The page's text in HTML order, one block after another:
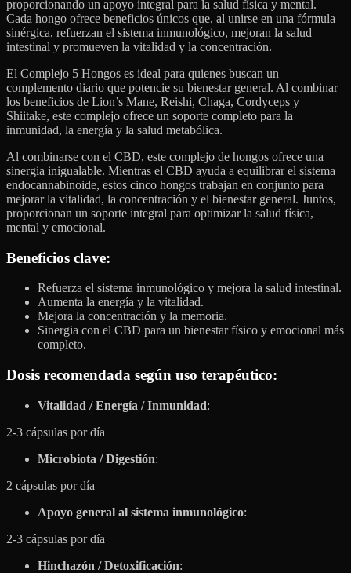
proporcionando un apoyo integral para la salud física y mental.
Cada hongo ofrece beneficios únicos que, al unirse en una fórmula
sinérgica, refuerzan el sistema inmunológico, mejoran la salud
intestinal y promueven la vitalidad y la concentración.
El Complejo 5 Hongos es ideal para quienes buscan un
complemento diario que potencie su bienestar general. Al combinar
los beneficios de Lion’s Mane, Reishi, Chaga, Cordyceps y
Shiitake, este complejo ofrece un soporte completo para la
inmunidad, la energía y la salud metabólica.
Al combinarse con el CBD, este complejo de hongos ofrece una
sinergia inigualable. Mientras el CBD ayuda a equilibrar el sistema
endocannabinoide, estos cinco hongos trabajan en conjunto para
mejorar la vitalidad, la concentración y el bienestar general. Juntos,
proporcionan un soporte integral para optimizar la salud física,
mental y emocional.
Beneficios clave:
Refuerza el sistema inmunológico y mejora la salud intestinal.
Aumenta la energía y la vitalidad.
Mejora la concentración y la memoria.
Sinergia con el CBD para un bienestar físico y emocional más
completo.
Dosis recomendada según uso terapéutico:
Vitalidad / Energía / Inmunidad:
2-3 cápsulas por día
Microbiota / Digestión:
2 cápsulas por día
Apoyo general al sistema inmunológico:
2-3 cápsulas por día
Hinchazón / Detoxificación: